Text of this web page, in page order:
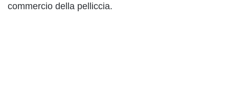
commercio della pelliccia.